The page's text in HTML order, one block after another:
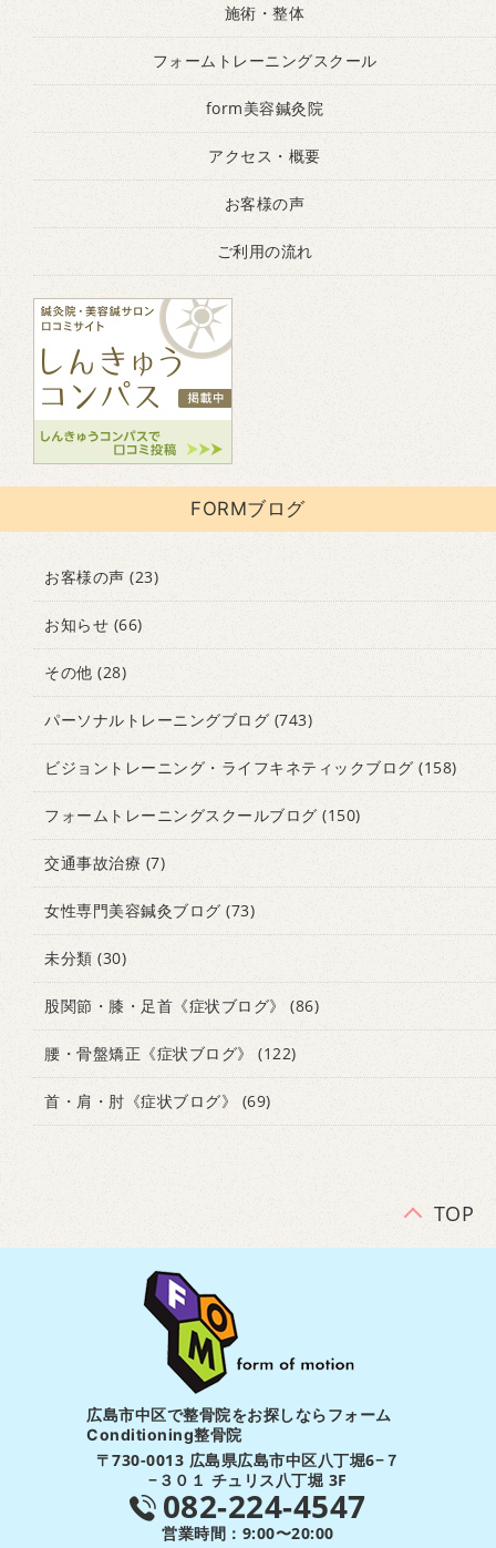
施術・整体
フォームトレーニングスクール
form美容鍼灸院
アクセス・概要
お客様の声
ご利用の流れ
FORMブログ
お客様の声 (23)
お知らせ (66)
その他 (28)
パーソナルトレーニングブログ (743)
ビジョントレーニング・ライフキネティックブログ (158)
フォームトレーニングスクールブログ (150)
交通事故治療 (7)
女性専門美容鍼灸ブログ (73)
未分類 (30)
股関節・膝・足首《症状ブログ》 (86)
腰・骨盤矯正《症状ブログ》 (122)
首・肩・肘《症状ブログ》 (69)
TOP
広島市中区で整骨院をお探しならフォーム
Conditioning整骨院
〒730-0013 広島県広島市中区八丁堀6−７
−３０１ チュリス八丁堀 3F
082-224-4547
営業時間：9:00〜20:00